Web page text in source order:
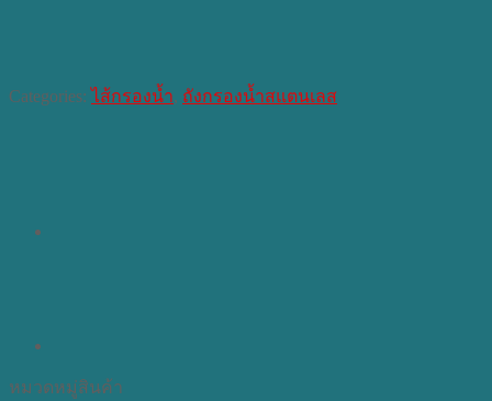
Categories:ไส้กรองน้ำ, ถังกรองน้ำสแตนเลส
หมวดหมู่สินค้า